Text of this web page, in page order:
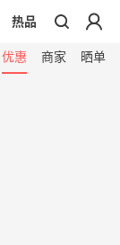
热品
优惠 商家 晒单